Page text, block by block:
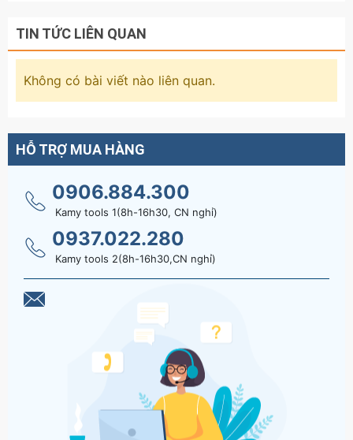
TIN TỨC LIÊN QUAN
Không có bài viết nào liên quan.
HỖ TRỢ MUA HÀNG
0906.884.300
Kamy tools 1(8h-16h30, CN nghỉ)
0937.022.280
Kamy tools 2(8h-16h30,CN nghỉ)